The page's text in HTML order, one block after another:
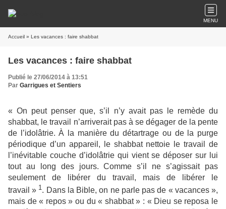
MENU
Accueil » Les vacances : faire shabbat
Les vacances : faire shabbat
Publié le 27/06/2014 à 13:51
Par Garrigues et Sentiers
« On peut penser que, s’il n’y avait pas le remède du
shabbat, le travail n’arriverait pas à se dégager de la pente
de l’idolâtrie. À la manière du détartrage ou de la purge
périodique d’un appareil, le shabbat nettoie le travail de
l’inévitable couche d’idolâtrie qui vient se déposer sur lui
tout au long des jours. Comme s’il ne s’agissait pas
seulement de libérer du travail, mais de libérer le
travail » 1. Dans la Bible, on ne parle pas de « vacances »,
mais de « repos » ou du « shabbat » : « Dieu se reposa le